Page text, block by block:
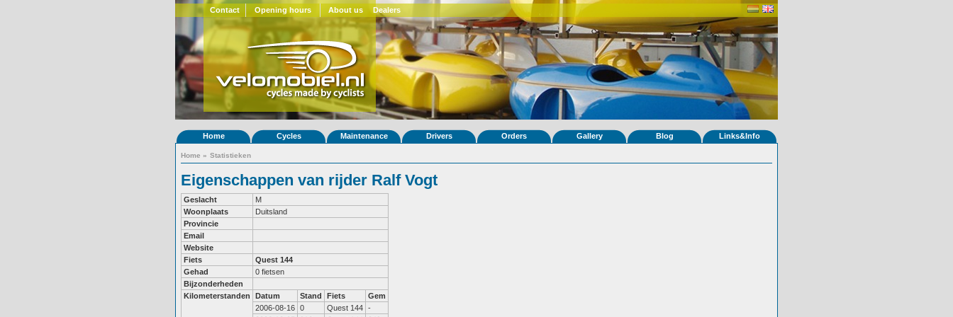
Contact Opening hours About us Dealers
Home Cycles Maintenance Drivers Orders Gallery Blog Links&Info
Home » Statistieken
Eigenschappen van rijder Ralf Vogt
Geslacht
M
Woonplaats
Duitsland
Provincie
Email
Website
Fiets
Quest 144
Gehad
0 fietsen
Bijzonderheden
Kilometerstanden
Datum Stand Fiets
Gem
2006-08-16 0 Quest 144 -